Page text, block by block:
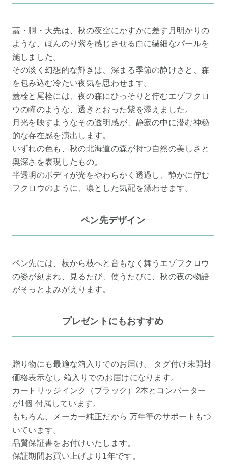
蓋・胴・大先は、秋の夜空にかすかに差す月明かりの
ような、ほんのり紫を感じさせる白に繊細なパールを
施しました。
その淡く幻想的な輝きは、深まる季節の静けさと、森
を包み込む冷たい夜気を思わせます。
蓋栓と尾栓には、夜の森にひっそりと佇むエゾフクロ
ウの瞳のような、透きとおった紫を添えました。
月光を映すようなその透明感が、静寂の中に潜む神秘
的な存在感を演出します。
いずれの色も、秋の北海道の森が持つ自然の美しさと
奥深さを表現したもの。
半透明のボディが光をやわらかく透過し、静かに佇む
フクロウのように、凛とした気配を漂わせます。
ペン先デザイン
ペン先には、枝から枝へと音もなく舞うエゾフクロウ
の姿が刻まれ、見るたび、使うたびに、秋の夜の物語
がそっとよみがえります。
プレゼントにもおすすめ
贈り物にも最適な箱入りでのお届け。 タグ付け未開封
価格表示なし 箱入りでのお届けになります。
カートリッジインク（ブラック）2本とコンバーター
が1個 付属しています。
もちろん、メーカー純正だから 万年筆のサポートもつ
いています。
品質保証書をお付けいたします。
保証期間お買い上げより1年です。